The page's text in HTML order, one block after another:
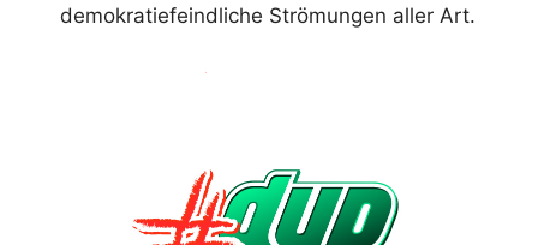
demokratiefeindliche Strömungen aller Art.